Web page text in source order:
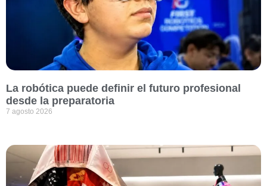
La robótica puede definir el futuro profesional
desde la preparatoria
7 agosto 2026